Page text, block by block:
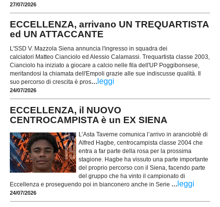
27/07/2026
ECCELLENZA, arrivano UN TREQUARTISTA
ed UN ATTACCANTE
L'SSD V. Mazzola Siena annuncia l'ingresso in squadra dei
calciatori Matteo Cianciolo ed Alessio Calamassi. Trequartista classe 2003,
Cianciolo ha iniziato a giocare a calcio nelle fila dell'UP Poggibonsese,
meritandosi la chiamata dell'Empoli grazie alle sue indiscusse qualità. Il
suo percorso di crescita è pros... leggi
24/07/2026
ECCELLENZA, il NUOVO
CENTROCAMPISTA è un EX SIENA
L’Asta Taverne comunica l’arrivo in arancioblè di
Alfred Hagbe, centrocampista classe 2004 che
entra a far parte della rosa per la prossima
stagione. Hagbe ha vissuto una parte importante
del proprio percorso con il Siena, facendo parte
del gruppo che ha vinto il campionato di
Eccellenza e proseguendo poi in bianconero anche in Serie ... leggi
24/07/2026